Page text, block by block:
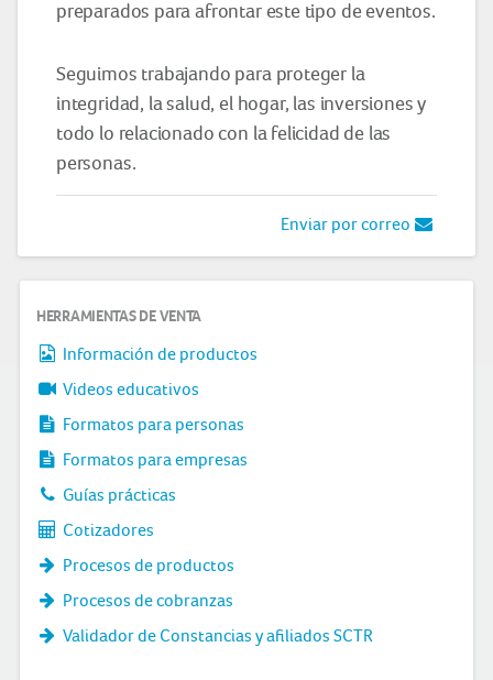
preparados para afrontar este tipo de eventos.
Seguimos trabajando para proteger la
integridad, la salud, el hogar, las inversiones y
todo lo relacionado con la felicidad de las
personas.
Enviar por correo
HERRAMIENTAS DE VENTA
Información de productos
Videos educativos
Formatos para personas
Formatos para empresas
Guías prácticas
Cotizadores
Procesos de productos
Procesos de cobranzas
Validador de Constancias y afiliados SCTR